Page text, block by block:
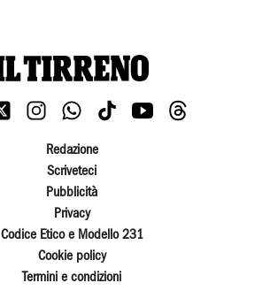
Redazione
Scriveteci
Pubblicità
Privacy
Codice Etico e Modello 231
Cookie policy
Termini e condizioni